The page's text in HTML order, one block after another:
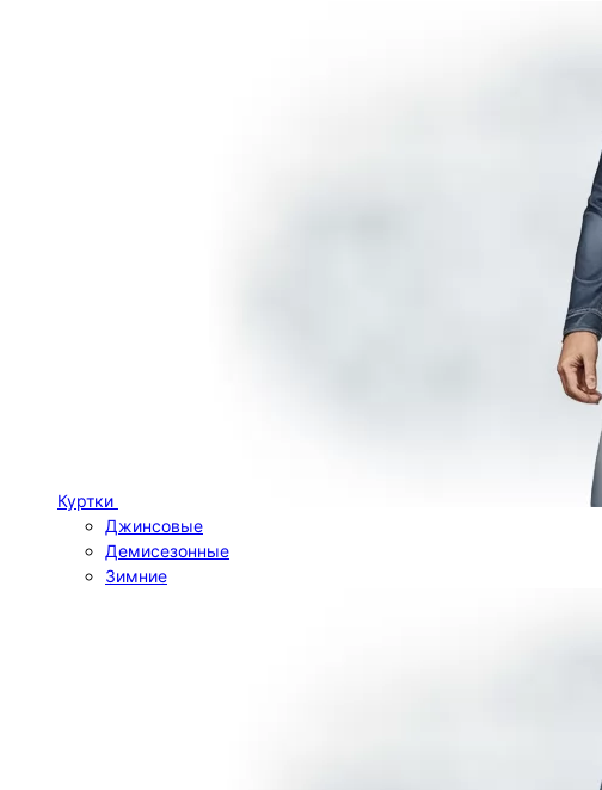
Куртки
Джинсовые
Демисезонные
Зимние